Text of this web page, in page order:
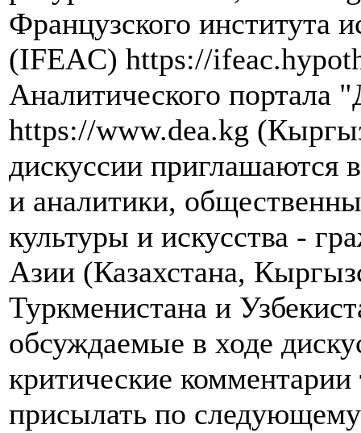
Французского института
(IFEAC) https://
Аналитического портала
https://www.dea.kg
дискуссии приглашаются
и аналитики,
культуры и искусства -
Азии (Казахстана,
Туркменистана и
обсуждаемые в ходе
критические
присылать по